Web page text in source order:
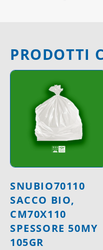
PRODOTTI
SNUBIO70110
SACCO BIO,
CM70X110
SPESSORE 50MY
105GR